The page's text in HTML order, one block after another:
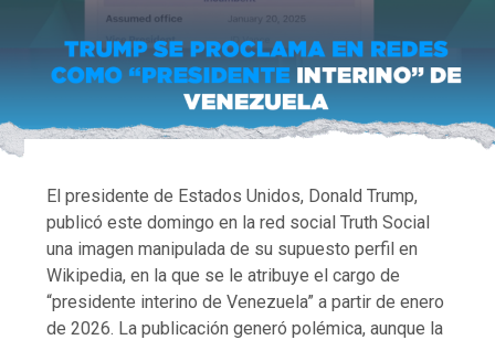
El presidente de Estados Unidos, Donald Trump,
publicó este domingo en la red social Truth Social
una imagen manipulada de su supuesto perfil en
Wikipedia, en la que se le atribuye el cargo de
“presidente interino de Venezuela” a partir de enero
de 2026. La publicación generó polémica, aunque la